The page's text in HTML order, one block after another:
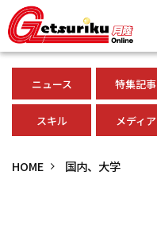
ニュース 特集記事
スキル メディア
HOME 国内、大学